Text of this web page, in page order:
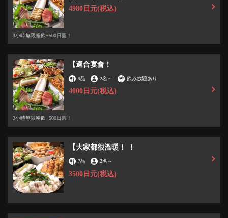
4980日元(税込)
3小時無限暢飲+500日圓！
【適合宴會！
9品 2名 ～ 飲み放題あり
4000日元(税込)
3小時無限暢飲+500日圓！
【大家都很溫暖！ ！
7品 2名 ～
3500日元(税込)